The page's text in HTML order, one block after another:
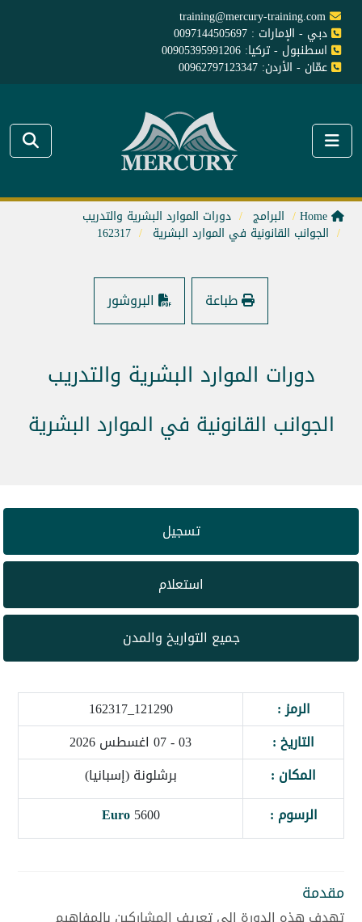
training@mercury-training.com
دبي - الإمارات : 0097144505697
اسطنبول - تركيا: 00905395991206
عمّان - الأردن: 00962797123347
البرامج دورات الموارد البشرية والتدريب
الجوانب القانونية في الموارد البشرية 162317
طباعة البروشور
دورات الموارد البشرية والتدريب
الجوانب القانونية في الموارد البشرية
تسجيل
استعلام
جميع التواريخ والمدن
الرمز :
121290_162317
التاريخ :
03 - 07 اغسطس 2026
المكان :
برشلونة (إسبانيا)
الرسوم :
5600
Euro
مقدمة